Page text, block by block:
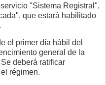
"Sistema Registral",
que estará habilitado
el primer día hábil del
general de la
deberá ratificar
régimen.